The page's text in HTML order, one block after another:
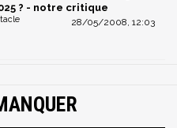
? - notre critique
28/05/2008, 12:03